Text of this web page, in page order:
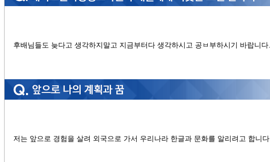
후배님들도 늦다고 생각하지말고 지금부터다 생각하시고 공ㅂ부하시기 바랍니다.
저는 앞으로 경험을 살려 외국으로 가서 우리나라 한글과 문화를 알리려고 합니다.